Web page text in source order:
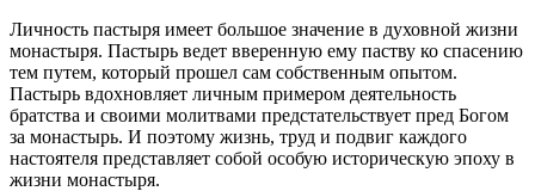
Личность пастыря имеет большое значение в духовной жизни
монастыря. Пастырь ведет вверенную ему паству ко спасению
тем путем, который прошел сам собственным опытом.
Пастырь вдохновляет личным примером деятельность
братства и своими молитвами предстательствует пред Богом
за монастырь. И поэтому жизнь, труд и подвиг каждого
настоятеля представляет собой особую историческую эпоху в
жизни монастыря.